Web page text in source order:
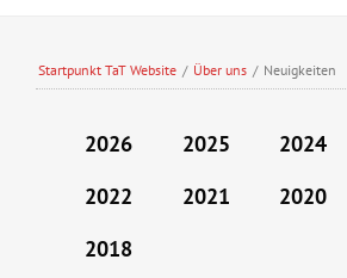
Startpunkt TaT Website / Über uns / Neuigkeiten
2026 2025 2024
2022
2021 2020
2018